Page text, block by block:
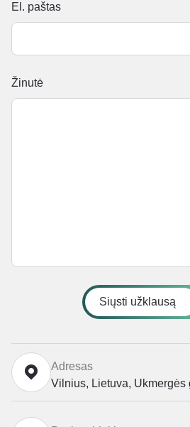
El. paštas
Žinutė
Siųsti užklausą
Adresas
Vilnius, Lietuva, Ukmergės